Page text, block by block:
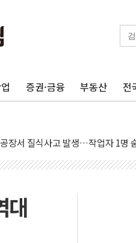
증권·금융 부동산 전
국가산단에 '철강 AI융합실증센터'
착장 하류서 50대 숨진 채 발견...
당위원장에 오중기 당선...합산득표
중 어머니 살해 10대 구속…범행 후
대